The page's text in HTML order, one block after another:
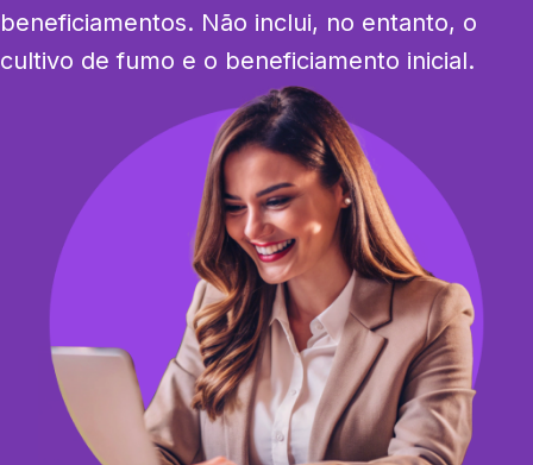
beneficiamentos. Não inclui, no entanto, o
cultivo de fumo e o beneficiamento inicial.